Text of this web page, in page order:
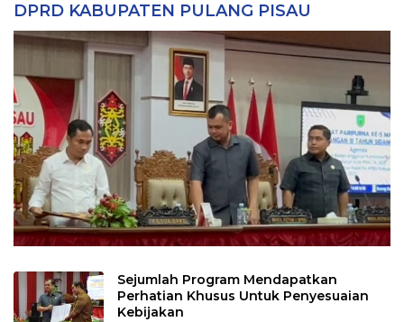
DPRD KABUPATEN PULANG PISAU
Sejumlah Program Mendapatkan
Perhatian Khusus Untuk Penyesuaian
Kebijakan